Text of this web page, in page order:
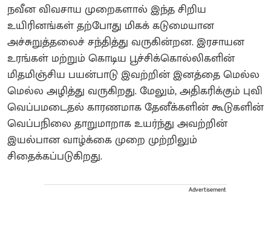
நவீன விவசாய முறைகளால் இந்த சிறிய
உயிரினங்கள் தற்போது மிகக் கடுமையான
அச்சுறுத்தலைச் சந்தித்து வருகின்றன. இரசாயன
உரங்கள் மற்றும் கொடிய பூச்சிக்கொல்லிகளின்
மிதமிஞ்சிய பயன்பாடு இவற்றின் இனத்தை மெல்ல
மெல்ல அழித்து வருகிறது. மேலும், அதிகரிக்கும் புவி
வெப்பமடைதல் காரணமாக தேனீக்களின் கூடுகளின்
வெப்பநிலை தாறுமாறாக உயர்ந்து அவற்றின்
இயல்பான வாழ்க்கை முறை முற்றிலும்
சிதைக்கப்படுகிறது.
Advertisement